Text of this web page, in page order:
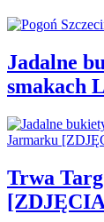
Jadalne
smakach
Trwa